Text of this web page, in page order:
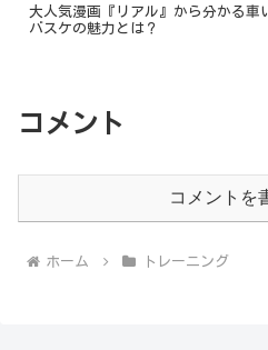
大人気漫画『リアル』から分かる車
バスケの魅力とは？
コメント
コメントを
ホーム トレーニング